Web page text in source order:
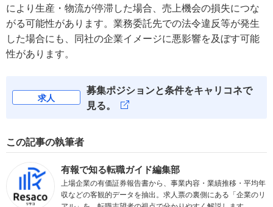
により生産・物流が停滞した場合、売上機会の損失につな
がる可能性があります。業務委託先での法令違反等が発生
した場合にも、同社の企業イメージに悪影響を及ぼす可能
性があります。
求人
募集ポジションと条件をキャリコネで
見る。
この記事の執筆者
有報で知る転職ガイド編集部
上場企業の有価証券報告書から、事業内容・業績推移・平均年
収などの客観的データを抽出。求人票の裏側にある「企業のリ